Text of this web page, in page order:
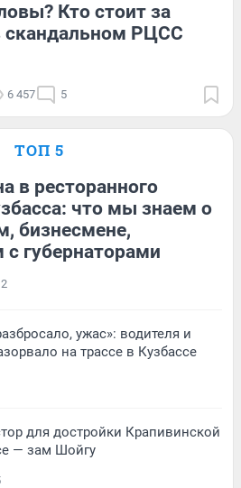
Кто стоит за
скандальном РЦСС
6 457 5
ТОП 5
в ресторанного
что мы знаем о
бизнесмене,
губернаторами
ужас»: водителя и
на трассе в Кузбассе
для достройки Крапивинской
— зам Шойгу